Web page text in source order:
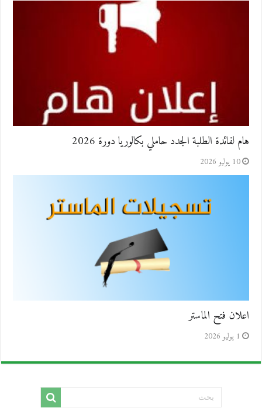
هام لفائدة الطلبة الجدد حاملي بكالوريا دورة 2026
10 يوليو 2026
اعلان فتح الماستر
1 يوليو 2026